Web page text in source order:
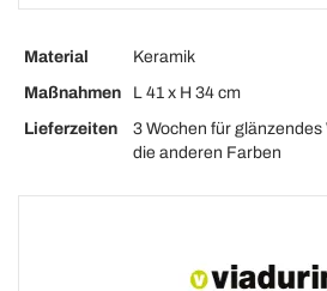
Material
Keramik
Maßnahmen
L 41 x H 34 cm
Lieferzeiten
3 Wochen für
die anderen Farben